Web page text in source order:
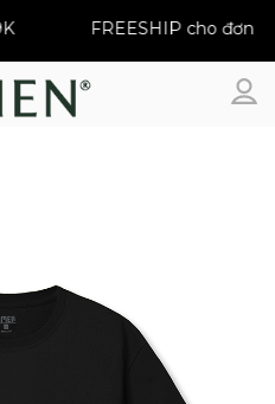
FREESHIP cho đơn từ